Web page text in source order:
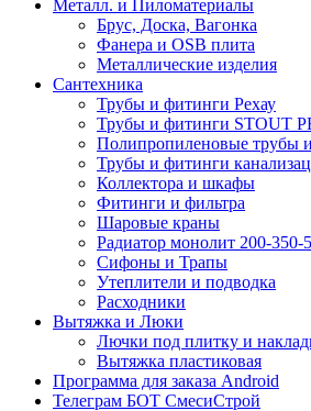
Металл. и Пиломатериалы
Брус, Доска, Вагонка
Фанера и OSB плита
Металлические изделия
Сантехника
Трубы и фитинги Рехау
Трубы и фитинги STOUT
Полипропиленовые трубы
Трубы и фитинги
Коллектора и шкафы
Фитинги и фильтра
Шаровые краны
Радиатор монолит 200-350-
Сифоны и Трапы
Утеплители и подводка
Расходники
Вытяжка и Люки
Лючки под плитку и
Вытяжка пластиковая
Программа для заказа Android
Телеграм БОТ СмесиСтрой